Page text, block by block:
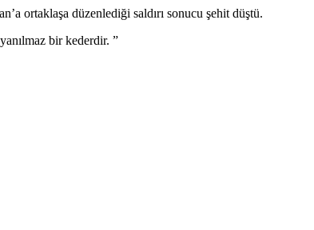
ortaklaşa düzenlediği saldırı sonucu şehit düştü.
bir kederdir. ”